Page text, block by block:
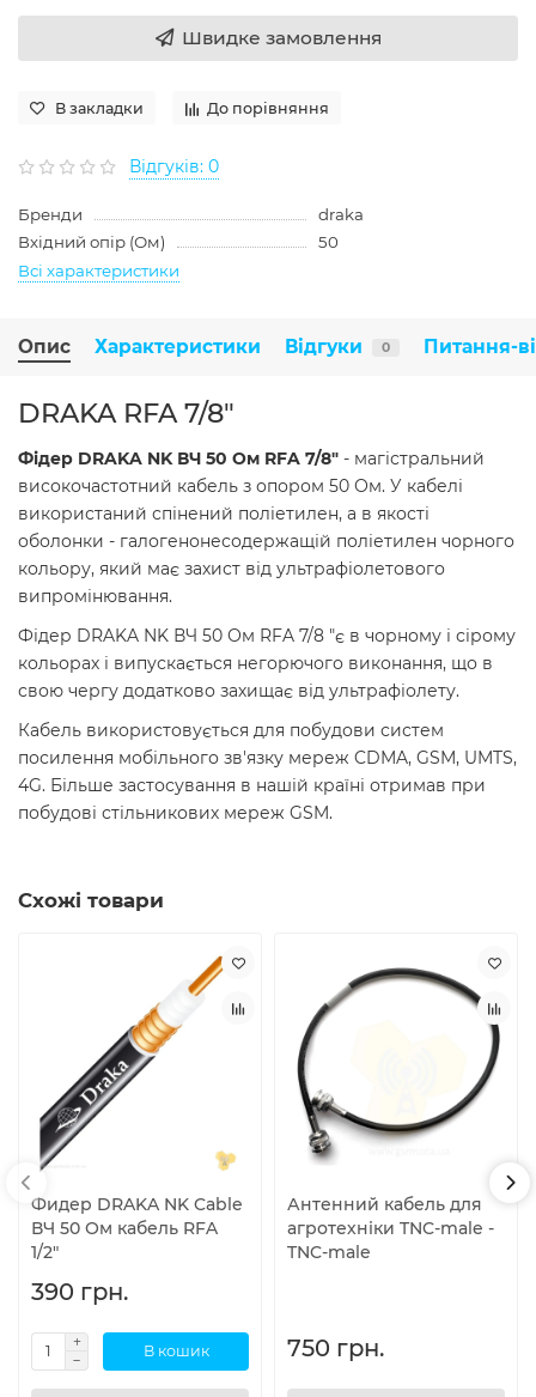
Швидке замовлення
В закладки До порівняння
Відгуків: 0
Бренди
draka
Вхідний опір (Ом)
50
Всі характеристики
Опис Характеристики Відгуки 0 Питання-
DRAKA RFA 7/8"
Фідер DRAKA NK ВЧ 50 Ом RFA 7/8" - магістральний
високочастотний кабель з опором 50 Ом. У кабелі
використаний спінений поліетилен, а в якості
оболонки - галогенонесодержащій поліетилен чорного
кольору, який має захист від ультрафіолетового
випромінювання.
Фідер DRAKA NK ВЧ 50 Ом RFA 7/8 "є в чорному і сірому
кольорах і випускається негорючого виконання, що в
свою чергу додатково захищає від ультрафіолету.
Кабель використовується для побудови систем
посилення мобільного зв'язку мереж CDMA, GSM, UMTS,
4G. Більше застосування в нашій країні отримав при
побудові стільникових мереж GSM.
Схожі товари
Фидер DRAKA NK Cable
ВЧ 50 Ом кабель RFA
1/2"
390 грн.
В кошик
Антенний кабель для
агротехніки TNC-male -
TNC-male
750 грн.